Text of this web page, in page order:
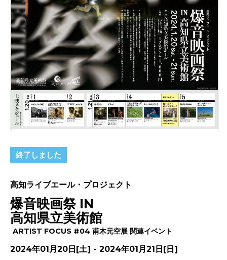
終了しました
高知ライブエール・プロジェクト
爆音映画祭 IN
高知県立美術館
ARTIST FOCUS #04 甫木元空展 関連イベント
2024年01月20日[土] - 2024年01月21日[日]